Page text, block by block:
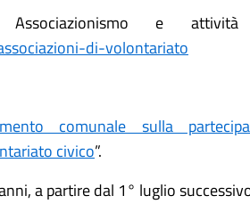
e
di-volontariato
comunale sulla
civico”.
a partire dal 1° luglio